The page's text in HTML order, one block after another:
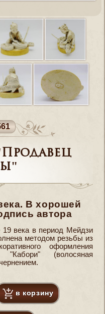
В хорошей
автора
века в период Мейдзи
методом резьбы из
оформления
"Кабори" (волосяная
в корзину